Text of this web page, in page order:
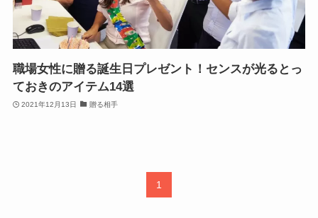
職場女性に贈る誕生日プレゼント！センスが光るとっ
ておきのアイテム14選
2021年12月13日 贈る相手
1